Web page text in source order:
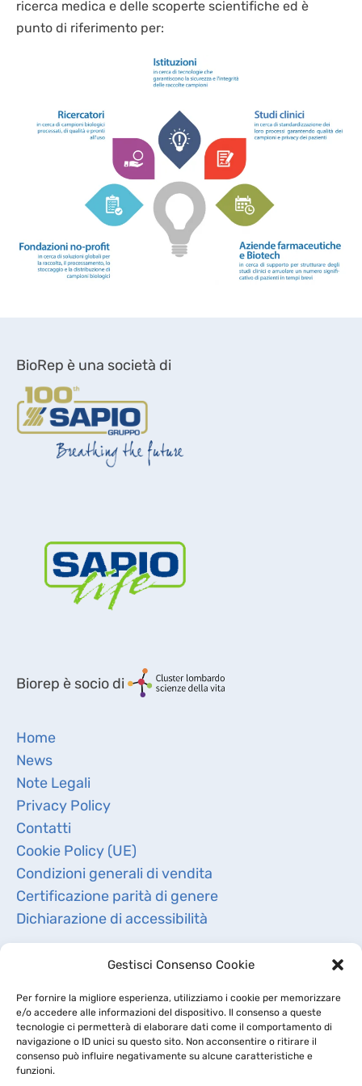
Gestisci Consenso Cookie
Per fornire la migliore esperienza, utilizziamo i cookie per memorizzare
e/o accedere alle informazioni del dispositivo. Il consenso a queste
tecnologie ci permetterà di elaborare dati come il comportamento di
navigazione o ID unici su questo sito. Non acconsentire o ritirare il
consenso può influire negativamente su alcune caratteristiche e
funzioni.
LAVORA CON NOI
BIOLOGIA CELLULARE
BIOLOGIA MOLECOLARE
SEQUENZIAMENTO NGS
CRIOCHIRURGIA
DISPOSITIVI DI PROTEZIONE INDIVIDUALE
IT
ricerca medica e delle scoperte scientifiche ed è
punto di riferimento per:
BioRep è una società di
Biorep è socio di
Home
News
Note Legali
Privacy Policy
Contatti
Cookie Policy (UE)
Condizioni generali di vendita
Certificazione parità di genere
Dichiarazione di accessibilità